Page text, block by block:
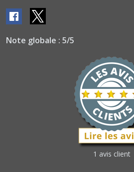
Note globale : 5/5
1 avis client